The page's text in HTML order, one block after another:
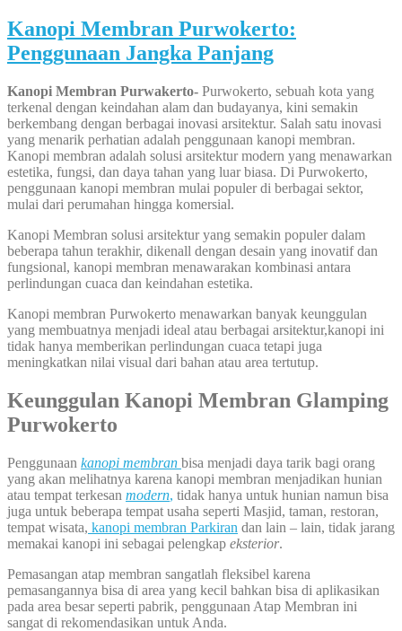
Kanopi Membran Purwokerto:
Penggunaan Jangka Panjang
Kanopi Membran Purwakerto- Purwokerto, sebuah kota yang
terkenal dengan keindahan alam dan budayanya, kini semakin
berkembang dengan berbagai inovasi arsitektur. Salah satu inovasi
yang menarik perhatian adalah penggunaan kanopi membran.
Kanopi membran adalah solusi arsitektur modern yang menawarkan
estetika, fungsi, dan daya tahan yang luar biasa. Di Purwokerto,
penggunaan kanopi membran mulai populer di berbagai sektor,
mulai dari perumahan hingga komersial.
Kanopi Membran solusi arsitektur yang semakin populer dalam
beberapa tahun terakhir, dikenall dengan desain yang inovatif dan
fungsional, kanopi membran menawarakan kombinasi antara
perlindungan cuaca dan keindahan estetika.
Kanopi membran Purwokerto menawarkan banyak keunggulan
yang membuatnya menjadi ideal atau berbagai arsitektur,kanopi ini
tidak hanya memberikan perlindungan cuaca tetapi juga
meningkatkan nilai visual dari bahan atau area tertutup.
Keunggulan Kanopi Membran Glamping
Purwokerto
Penggunaan kanopi membran bisa menjadi daya tarik bagi orang
yang akan melihatnya karena kanopi membran menjadikan hunian
atau tempat terkesan modern, tidak hanya untuk hunian namun bisa
juga untuk beberapa tempat usaha seperti Masjid, taman, restoran,
tempat wisata, kanopi membran Parkiran dan lain – lain, tidak jarang
memakai kanopi ini sebagai pelengkap eksterior.
Pemasangan atap membran sangatlah fleksibel karena
pemasangannya bisa di area yang kecil bahkan bisa di aplikasikan
pada area besar seperti pabrik, penggunaan Atap Membran ini
sangat di rekomendasikan untuk Anda.